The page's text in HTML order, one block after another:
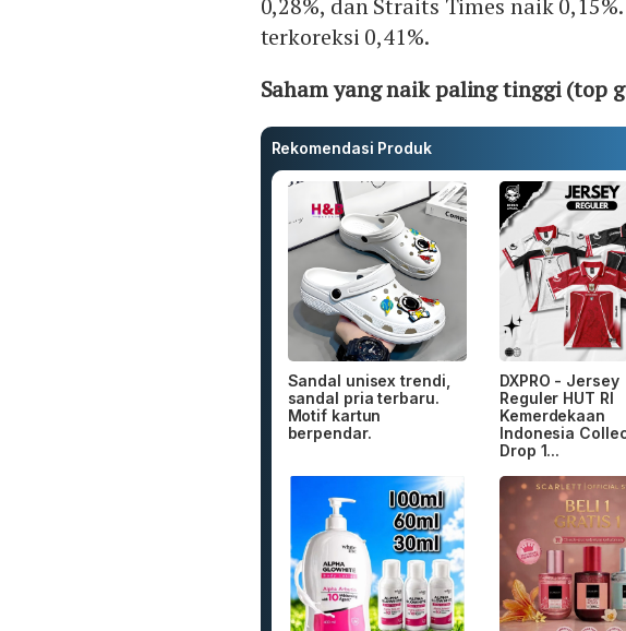
0,28%, dan Straits Times naik
terkoreksi 0,41%.
Saham yang naik paling tinggi (top
Rekomendasi Produk
Sandal unisex trendi,
sandal pria terbaru.
Motif kartun
berpendar.
DXPRO - Jersey
Reguler HUT RI
Kemerdekaan
Indonesia
Drop 1...